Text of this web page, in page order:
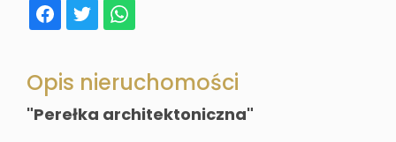
Opis nieruchomości
"Perełka architektoniczna"